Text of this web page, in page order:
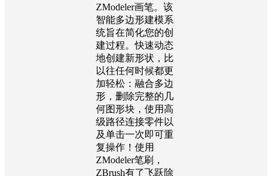
ZModeler画笔。该
智能多边形建模系
统旨在简化您的创
建过程。快速动态
地创建新形状，比
以往任何时候都更
加轻松：融合多边
形，删除完整的几
何图形块，使用高
级路径连接零件以
及单击一次即可重
复操作！使用
ZModeler笔刷，
ZBrush有了飞跃除